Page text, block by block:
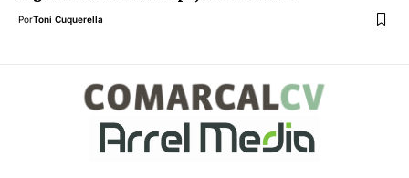
PorToni Cuquerella